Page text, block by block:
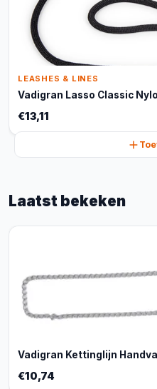
LEASHES & LINES
Vadigran Lasso Classic
€13,11
Laatst bekeken
Vadigran Kettinglijn
€10,74